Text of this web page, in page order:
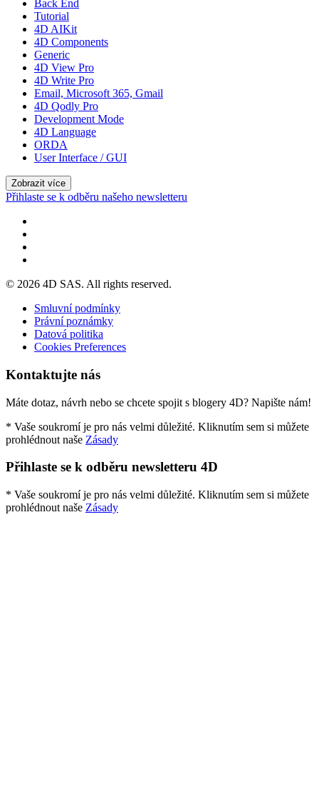
Back End
Tutorial
4D AIKit
4D Components
Generic
4D View Pro
4D Write Pro
Email, Microsoft 365, Gmail
4D Qodly Pro
Development Mode
4D Language
ORDA
User Interface / GUI
Zobrazit více
Přihlaste se k odběru našeho newsletteru
© 2026 4D SAS. All rights reserved.
Smluvní podmínky
Právní poznámky
Datová politika
Cookies Preferences
Kontaktujte nás
Máte dotaz, návrh nebo se chcete spojit s blogery 4D? Napište nám!
* Vaše soukromí je pro nás velmi důležité. Kliknutím sem si můžete
prohlédnout naše Zásady
Přihlaste se k odběru newsletteru 4D
* Vaše soukromí je pro nás velmi důležité. Kliknutím sem si můžete
prohlédnout naše Zásady